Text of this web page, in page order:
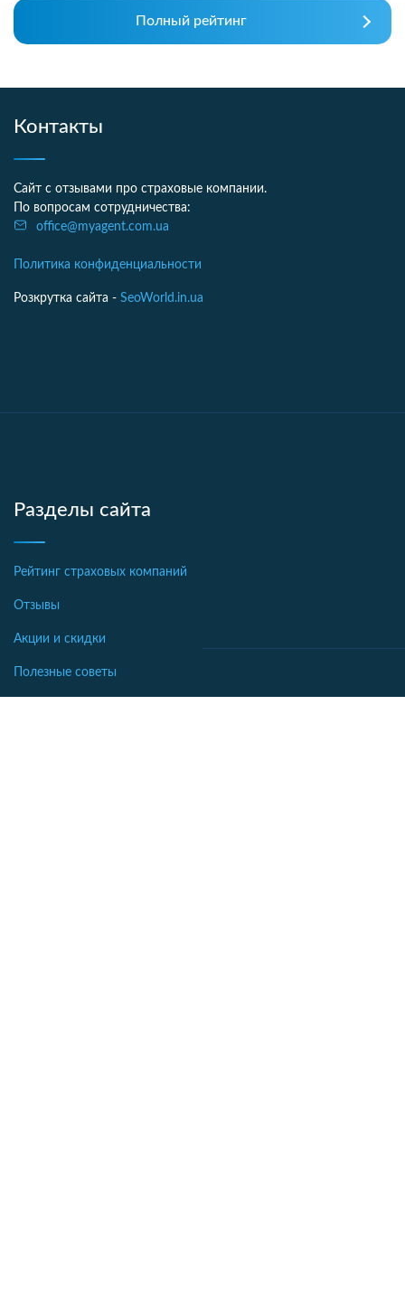
Полный рейтинг
Контакты
Сайт с отзывами про страховые компании.
По вопросам сотрудничества:
office@myagent.com.ua
Политика конфиденциальности
Розкрутка сайта - SeoWorld.in.ua
Разделы сайта
Рейтинг страховых компаний
Отзывы
Акции и скидки
Полезные советы